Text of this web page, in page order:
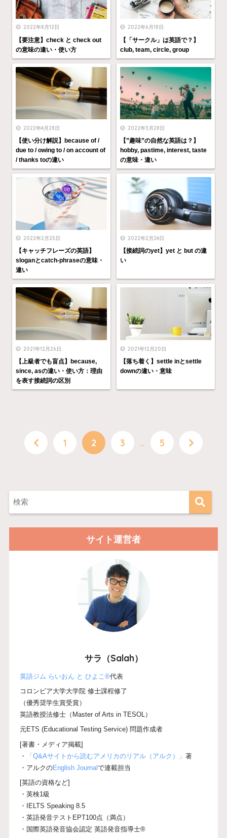
2022年8月12日
【要注意】check と check out
の意味の違い・使い方
2022年6月18日
【「サークル」は英語で？】
club, team, circle, group
2022年4月28日
【使い分け解説】because of /
due to / owing to / on account of
/ thanks toの違い
2022年3月28日
【”趣味”の自然な英語は？】
hobby, pastime, interest, taste
の意味・違い
2022年2月25日
【キャッチフレーズの英語】
sloganとcatch-phraseの意味・
違い
2022年2月24日
【接続詞のyet】yet と but の違
い
2021年12月26日
【上級者でも盲点】because,
since, asの違い・使い方：理由
を表す接続詞の区別
2021年12月20日
【落ち着く】settle inとsettle
downの違い・意味
1 2 3 … 5
サイト運営者
サラ（Salah）
英語ジム らいおん と ひよこ®代表
コロンビア大学大学院 修士課程修了
（優秀奨学生賞受賞）
英語教授法修士（Master of Arts in TESOL）
元ETS (Educational Testing Service) 問題作成者
[著書・メディア掲載]
・
「Q&Aサイトから読むアメリカのリアル（アルク）」著
・アルクのEnglish Journalで連載担当
[英語の資格など]
・英検1級
・IELTS Speaking 8.5
・英語発音テストEPT100点（満点）
・国際英語発音協会認定 英語発音指導士®